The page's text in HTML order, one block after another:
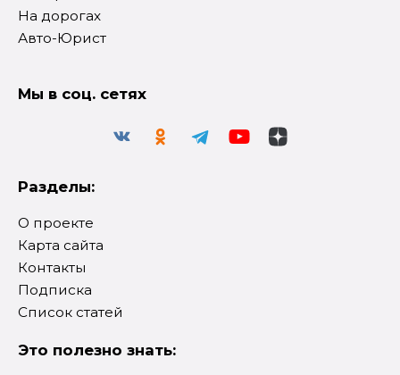
На дорогах
Авто-Юрист
Мы в соц. сетях
Разделы:
О проекте
Карта сайта
Контакты
Подписка
Список статей
Это полезно знать: